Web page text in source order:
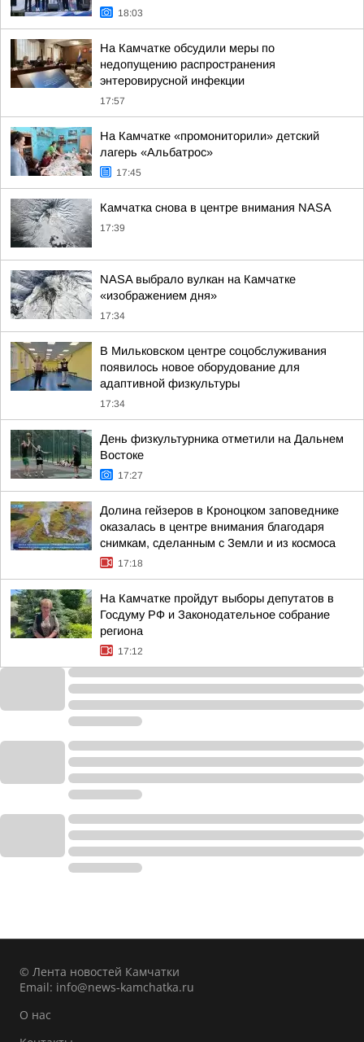
18:03
На Камчатке обсудили меры по
недопущению распространения
энтеровирусной инфекции
17:57
На Камчатке «промониторили» детский
лагерь «Альбатрос»
17:45
Камчатка снова в центре внимания NASA
17:39
NASA выбрало вулкан на Камчатке
«изображением дня»
17:34
В Мильковском центре соцобслуживания
появилось новое оборудование для
адаптивной физкультуры
17:34
День физкультурника отметили на Дальнем
Востоке
17:27
Долина гейзеров в Кроноцком заповеднике
оказалась в центре внимания благодаря
снимкам, сделанным с Земли и из космоса
17:18
На Камчатке пройдут выборы депутатов в
Госдуму РФ и Законодательное собрание
региона
17:12
© Лента новостей Камчатки
Email: info@news-kamchatka.ru
О нас